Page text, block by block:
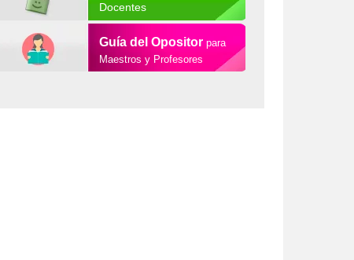
Docentes
Guía del Opositor para
Maestros y Profesores